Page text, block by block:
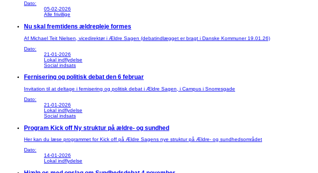
Dato:
05-02-2026
Alle frivillige
Nu skal fremtidens ældrepleje formes
Af Michael Teit Nielsen, vicedirektør i Ældre Sagen (debatindlægget er bragt i Danske Kommuner 19.01.26)
Dato:
21-01-2026
Lokal indflydelse
Social indsats
Fernisering og politisk debat den 6 februar
Invitation til at deltage i fernisering og politisk debat i Ældre Sagen, i Campus i Snorresgade
Dato:
21-01-2026
Lokal indflydelse
Social indsats
Program Kick off Ny struktur på ældre- og sundhed
Her kan du læse programmet for Kick off på Ældre Sagens nye struktur på Ældre- og sundhedsområdet
Dato:
14-01-2026
Lokal indflydelse